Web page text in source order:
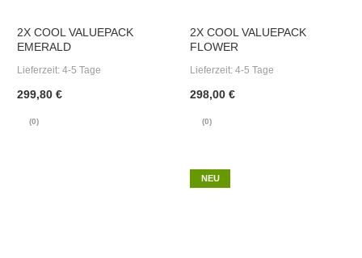
2X COOL VALUEPACK
EMERALD
Lieferzeit: 4-5 Tage
299,80 €
(0)
2X COOL VALUEPACK
FLOWER
Lieferzeit: 4-5 Tage
298,00 €
(0)
NEU